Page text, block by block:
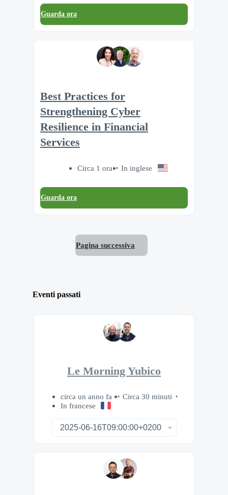
Guarda ora
Best Practices for
Strengthening Cyber
Resilience in Financial
Services
Circa 1 ora In inglese
Guarda ora
Pagina successiva
Eventi passati
Le Morning Yubico
circa un anno fa
Circa 30 minuti
In francese